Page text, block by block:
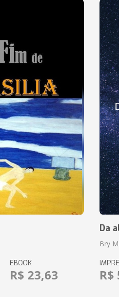
EBOOK
R$ 23,63
Da
Bry
R$